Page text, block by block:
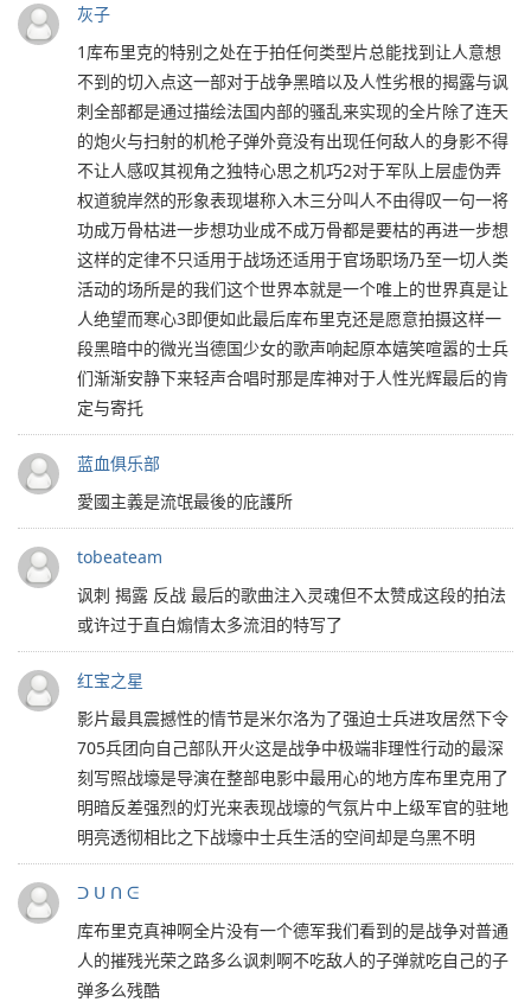
灰子
1库布里克的特别之处在于拍任何类型片总能找到让人意想
不到的切入点这一部对于战争黑暗以及人性劣根的揭露与讽
刺全部都是通过描绘法国内部的骚乱来实现的全片除了连天
的炮火与扫射的机枪子弹外竟没有出现任何敌人的身影不得
不让人感叹其视角之独特心思之机巧2对于军队上层虚伪弄
权道貌岸然的形象表现堪称入木三分叫人不由得叹一句一将
功成万骨枯进一步想功业成不成万骨都是要枯的再进一步想
这样的定律不只适用于战场还适用于官场职场乃至一切人类
活动的场所是的我们这个世界本就是一个唯上的世界真是让
人绝望而寒心3即便如此最后库布里克还是愿意拍摄这样一
段黑暗中的微光当德国少女的歌声响起原本嬉笑喧嚣的士兵
们渐渐安静下来轻声合唱时那是库神对于人性光辉最后的肯
定与寄托
蓝血俱乐部
愛國主義是流氓最後的庇護所
tobeateam
讽刺 揭露 反战 最后的歌曲注入灵魂但不太赞成这段的拍法
或许过于直白煽情太多流泪的特写了
红宝之星
影片最具震撼性的情节是米尔洛为了强迫士兵进攻居然下令
705兵团向自己部队开火这是战争中极端非理性行动的最深
刻写照战壕是导演在整部电影中最用心的地方库布里克用了
明暗反差强烈的灯光来表现战壕的气氛片中上级军官的驻地
明亮透彻相比之下战壕中士兵生活的空间却是乌黑不明
ᑐ ᑌ ᑎ ᕮ
库布里克真神啊全片没有一个德军我们看到的是战争对普通
人的摧残光荣之路多么讽刺啊不吃敌人的子弹就吃自己的子
弹多么残酷